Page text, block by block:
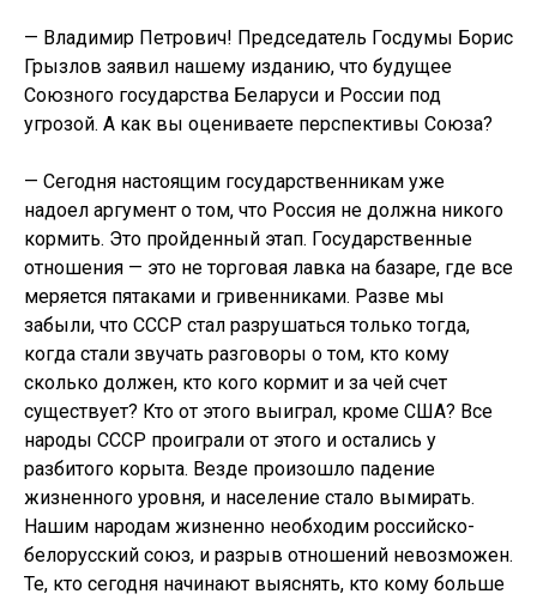
— Владимир Петрович! Председатель Госдумы Борис
Грызлов заявил нашему изданию, что будущее
Союзного государства Беларуси и России под
угрозой. А как вы оцениваете перспективы Союза?
— Сегодня настоящим государственникам уже
надоел аргумент о том, что Россия не должна никого
кормить. Это пройденный этап. Государственные
отношения — это не торговая лавка на базаре, где все
меряется пятаками и гривенниками. Разве мы
забыли, что СССР стал разрушаться только тогда,
когда стали звучать разговоры о том, кто кому
сколько должен, кто кого кормит и за чей счет
существует? Кто от этого выиграл, кроме США? Все
народы СССР проиграли от этого и остались у
разбитого корыта. Везде произошло падение
жизненного уровня, и население стало вымирать.
Нашим народам жизненно необходим российско-
белорусский союз, и разрыв отношений невозможен.
Те, кто сегодня начинают выяснять, кто кому больше